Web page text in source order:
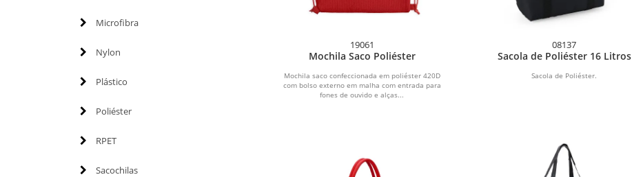
Microfibra
Nylon
Plástico
Poliéster
RPET
Sacochilas
19061
Mochila Saco Poliéster
Mochila saco confeccionada em poliéster 420D
com bolso externo em malha com entrada para
fones de ouvido e alças...
08137
Sacola de Poliéster 16 Litros
Sacola de Poliéster.